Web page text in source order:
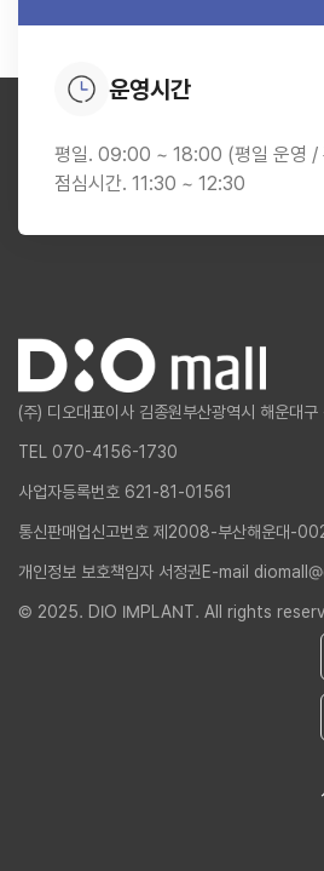
운영시간
평일. 09:00 ~ 18:00 (평일 운영 /
점심시간. 11:30 ~ 12:30
(주) 디오대표이사 김종원부산광역시 해운대
TEL 070-4156-1730
사업자등록번호 621-81-01561
통신판매업신고번호 제2008-부산해운대-
개인정보 보호책임자 서정권 E-mail
© 2025. DIO IMPLANT. All rights